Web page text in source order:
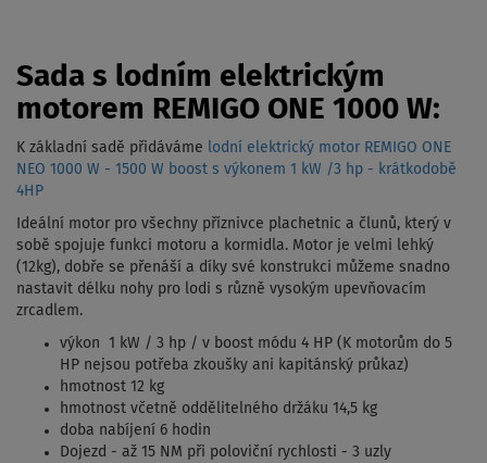
Sada s lodním elektrickým
motorem REMIGO ONE 1000 W:
K základní sadě přidáváme
lodní elektrický motor REMIGO ONE
NEO 1000 W - 1500 W boost s výkonem 1 kW /3 hp - krátkodobě
4HP
Ideální motor pro všechny příznivce plachetnic a člunů, který v
sobě spojuje funkci motoru a kormidla. Motor je velmi lehký
(12kg), dobře se přenáší a díky své konstrukci můžeme snadno
nastavit délku nohy pro lodi s různě vysokým upevňovacím
zrcadlem.
výkon 1 kW / 3 hp / v boost módu 4 HP (K motorům do 5
HP nejsou potřeba zkoušky ani kapitánský průkaz)
hmotnost 12 kg
hmotnost včetně oddělitelného držáku 14,5 kg
doba nabíjení 6 hodin
Dojezd - až 15 NM při poloviční rychlosti - 3 uzly